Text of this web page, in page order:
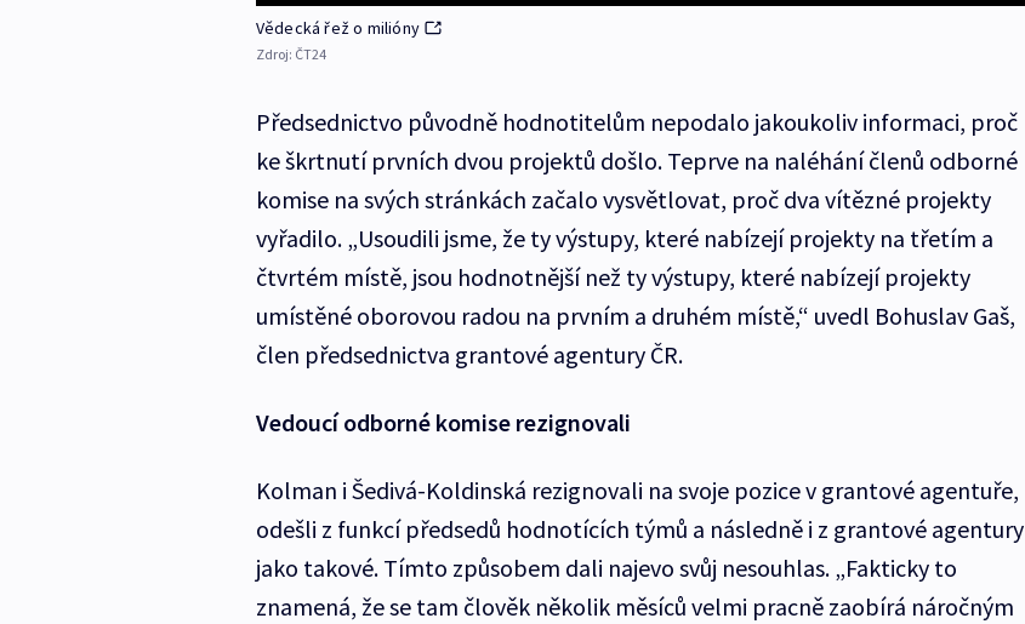
Vědecká řež o milióny
Zdroj: ČT24
Předsednictvo původně hodnotitelům nepodalo jakoukoliv informaci, proč
ke škrtnutí prvních dvou projektů došlo. Teprve na naléhání členů odborné
komise na svých stránkách začalo vysvětlovat, proč dva vítězné projekty
vyřadilo. „Usoudili jsme, že ty výstupy, které nabízejí projekty na třetím a
čtvrtém místě, jsou hodnotnější než ty výstupy, které nabízejí projekty
umístěné oborovou radou na prvním a druhém místě,“ uvedl Bohuslav Gaš,
člen předsednictva grantové agentury ČR.
Vedoucí odborné komise rezignovali
Kolman i Šedivá-Koldinská rezignovali na svoje pozice v grantové agentuře,
odešli z funkcí předsedů hodnotících týmů a následně i z grantové agentury
jako takové. Tímto způsobem dali najevo svůj nesouhlas. „Fakticky to
znamená, že se tam člověk několik měsíců velmi pracně zaobírá náročným